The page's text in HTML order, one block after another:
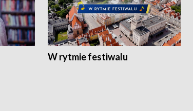
W rytmie festiwalu